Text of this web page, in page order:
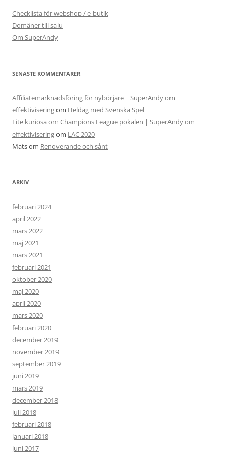
Checklista för webshop / e-butik
Domäner till salu
Om SuperAndy
SENASTE KOMMENTARER
Affiliatemarknadsföring för nybörjare | SuperAndy om
effektiviseringom Heldag med Svenska Spel
Lite kuriosa om Champions League pokalen | SuperAndy om
effektiviseringom LAC 2020
Matsom Renoverande och sånt
ARKIV
februari 2024
april 2022
mars 2022
maj 2021
mars 2021
februari 2021
oktober 2020
maj 2020
april 2020
mars 2020
februari 2020
december 2019
november 2019
september 2019
juni 2019
mars 2019
december 2018
juli 2018
februari 2018
januari 2018
juni 2017